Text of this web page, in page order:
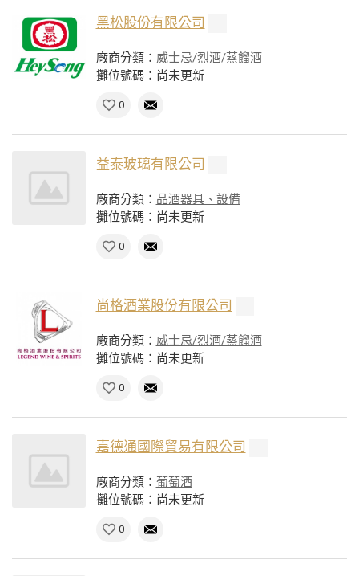
黑松股份有限公司
廠商分類： 威士忌/烈酒/蒸餾酒
攤位號碼：尚未更新
0
益泰玻璃有限公司
廠商分類： 品酒器具、設備
攤位號碼：尚未更新
0
尚格酒業股份有限公司
廠商分類： 威士忌/烈酒/蒸餾酒
攤位號碼：尚未更新
0
嘉德通國際貿易有限公司
廠商分類： 葡萄酒
攤位號碼：尚未更新
0